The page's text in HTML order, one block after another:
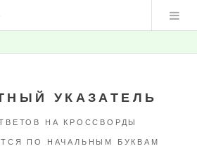
УКАЗАТЕЛЬ
НА КРОССВОРДЫ
ПО НАЧАЛЬНЫМ БУКВАМ